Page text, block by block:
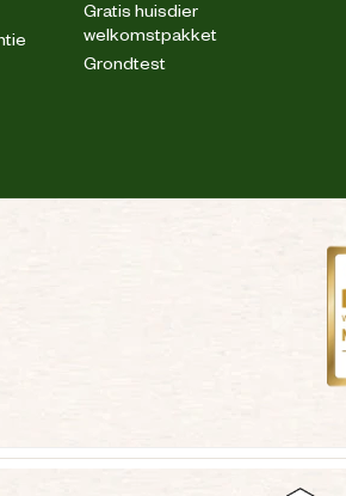
Gratis huisdier
welkomstpakket
Grondtest